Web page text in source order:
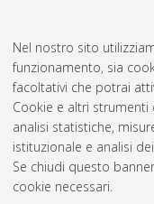
Nel nostro sito
funzionamento, sia
facoltativi che potrai
Cookie e altri
analisi statistiche,
istituzionale e analisi
Se chiudi questo
cookie necessari.
Atom